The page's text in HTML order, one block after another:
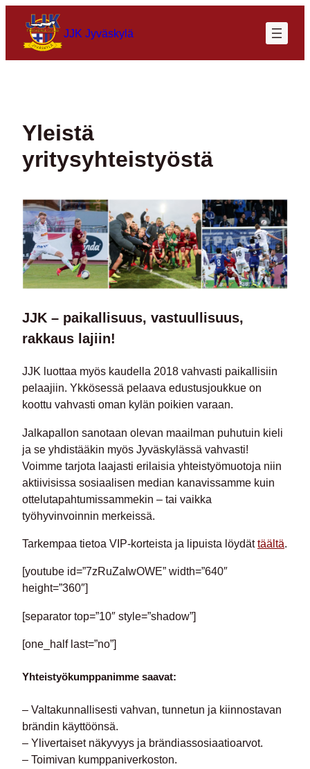
sisältöön
JJK Jyväskylä
Yleistä
yritysyhteistyöstä
JJK – paikallisuus, vastuullisuus,
rakkaus lajiin!
JJK luottaa myös kaudella 2018 vahvasti paikallisiin
pelaajiin. Ykkösessä pelaava edustusjoukkue on
koottu vahvasti oman kylän poikien varaan.
Jalkapallon sanotaan olevan maailman puhutuin kieli
ja se yhdistääkin myös Jyväskylässä vahvasti!
Voimme tarjota laajasti erilaisia yhteistyömuotoja niin
aktiivisissa sosiaalisen median kanavissamme kuin
ottelutapahtumissammekin – tai vaikka
työhyvinvoinnin merkeissä.
Tarkempaa tietoa VIP-korteista ja lipuista löydättäältä.
[youtube id=”7zRuZaIwOWE” width=”640″
height=”360″]
[separator top=”10″ style=”shadow”]
[one_half last=”no”]
Yhteistyökumppanimme saavat:
– Valtakunnallisesti vahvan, tunnetun ja kiinnostavan
brändin käyttöönsä.
– Ylivertaiset näkyvyys ja brändiassosiaatioarvot.
– Toimivan kumppaniverkoston.